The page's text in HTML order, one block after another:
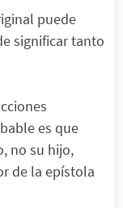
puede
significar tanto
es que
no su hijo,
de la epístola